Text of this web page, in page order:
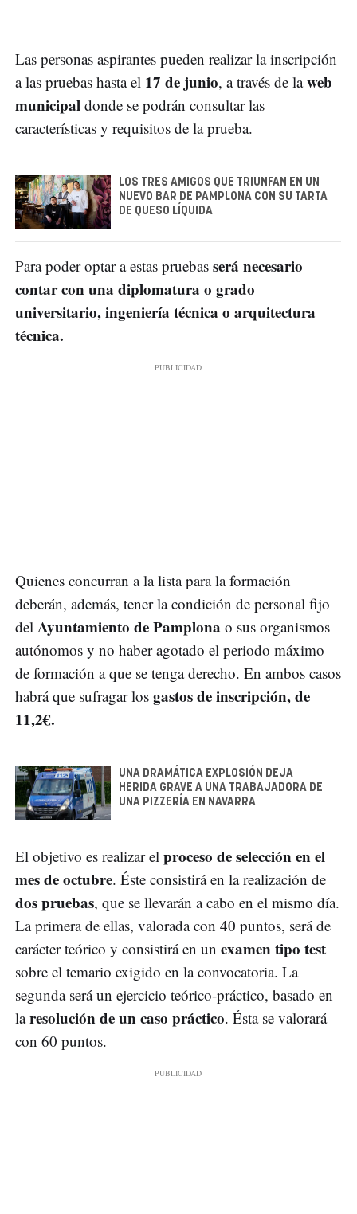
Las personas aspirantes pueden realizar la inscripción
a las pruebas hasta el 17 de junio, a través de laweb
municipal donde se podrán consultar las
características y requisitos de la prueba.
LOS TRES AMIGOS QUE TRIUNFAN EN UN
NUEVO BAR DE PAMPLONA CON SU TARTA
DE QUESO LÍQUIDA
Para poder optar a estas pruebas será necesario
contar con una diplomatura o grado
universitario, ingeniería técnica o arquitectura
técnica.
Quienes concurran a la lista para la formación
deberán, además, tener la condición de personal fijo
del Ayuntamiento de Pamplona o sus organismos
autónomos y no haber agotado el periodo máximo
de formación a que se tenga derecho. En ambos casos
habrá que sufragar los gastos de inscripción, de
11,2€.
UNA DRAMÁTICA EXPLOSIÓN DEJA
HERIDA GRAVE A UNA TRABAJADORA DE
UNA PIZZERÍA EN NAVARRA
El objetivo es realizar el proceso de selección en el
mes de octubre. Éste consistirá en la realización de
dos pruebas, que se llevarán a cabo en el mismo día.
La primera de ellas, valorada con 40 puntos, será de
carácter teórico y consistirá en un examen tipo test
sobre el temario exigido en la convocatoria. La
segunda será un ejercicio teórico-práctico, basado en
laresolución de un caso práctico. Ésta se valorará
con 60 puntos.